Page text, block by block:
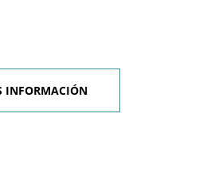
INFORMACIÓN